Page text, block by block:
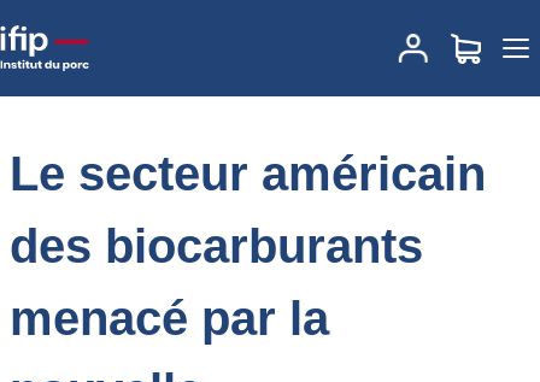
Accueil Actualités des marchés
Le secteur
américain des biocarburants menacé par la nouvelle
Le secteur américain
des biocarburants
menacé par la